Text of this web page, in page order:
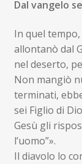
Dal vangelo
In quel
allontanò dal
nel deserto,
Non mangiò
terminati,
sei Figlio di
Gesù gli
l’uomo”».
Il diavolo lo